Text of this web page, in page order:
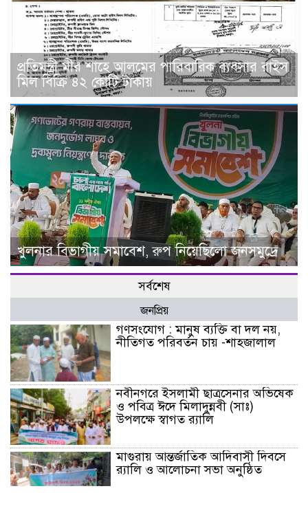
প্রতিমন্ত্রী মীর শাহে আলমের পারিবারিক ব‍্যবসার রাইস
মিল বিক্রি ৪২ কোটি টাকায়
খুলনার বিভাগীয় সমাবেশ, রুপ নিয়েছিলো জনসমুদ্রে
সর্বশেষ
জনপ্রিয়
গণসংযোগ : মানুষ ব্যক্তি বা দল নয়,
নীতিগত পরিবর্তন চায় -শাহজালাল
নবীনগরে ইসলামী ছাত্রসেনার অভিষেক
ও পবিত্র ঈদে মিলাদুন্নবী (সাঃ)
উপলক্ষে স্বাগত র‍্যালি
মাগুরায় আন্তর্জাতিক আদিবাসী দিবসে
র‍্যালি ও আলোচনা সভা অনুষ্ঠিত